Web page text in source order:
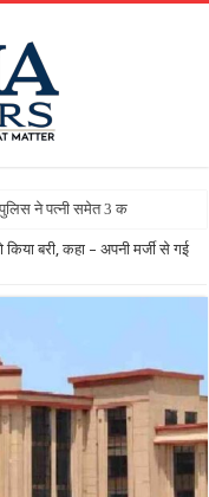
किया बरी, कहा – अपनी मर्जी से गई